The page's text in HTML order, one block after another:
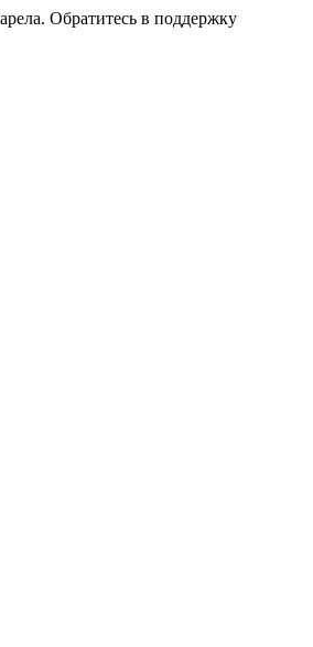
Обратитесь в поддержку